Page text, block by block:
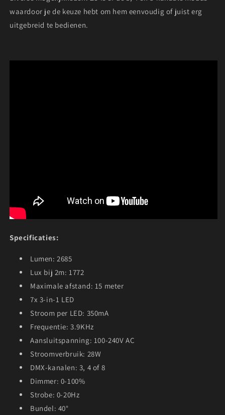
waardoor je de keuze hebt om hem eenvoudig of juist erg
uitgebreid te bedienen.
Specificaties:
Lumen: 2685
Lux bij 2m: 1772
Maximale afstand: 15 meter
7x 3-in-1 LED
Stroom per LED: 350mA
Frequentie: 3.9KHz
Aansluitspanning: 100-240V AC
Stroomverbruik: 28W
DMX-kanalen: 3, 4 of 8
Dimmer: 0-100%
Strobe: 0-20Hz
Bundel: 40°